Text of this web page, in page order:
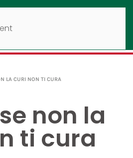
LA CURI NON TI CURA
non la
ti cura